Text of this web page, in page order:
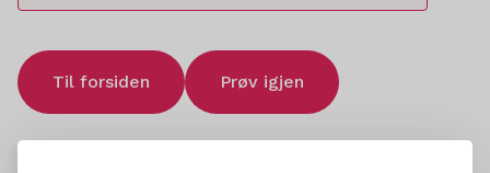
Til forsiden Prøv igjen